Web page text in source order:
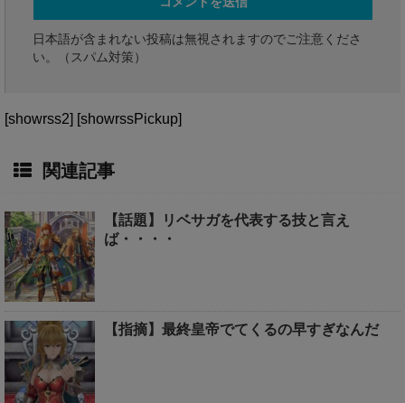
日本語が含まれない投稿は無視されますのでご注意くださ
い。（スパム対策）
[showrss2] [showrssPickup]
関連記事
【話題】リベサガを代表する技と言え
ば・・・・
【指摘】最終皇帝でてくるの早すぎなんだ